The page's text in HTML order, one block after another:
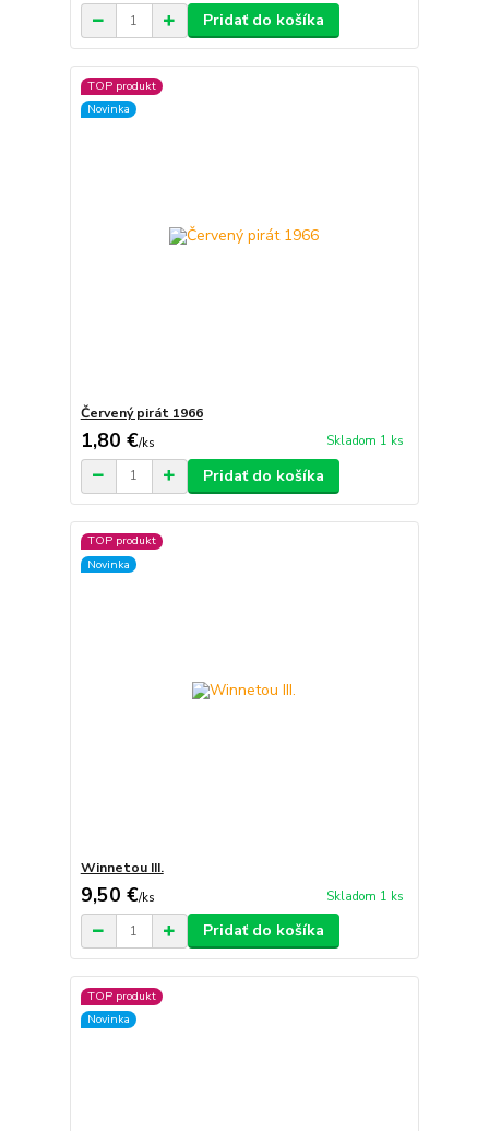
Pridať do košíka
TOP produkt
Novinka
Červený pirát 1966
1,80 €/ks Skladom 1 ks
Pridať do košíka
TOP produkt
Novinka
Winnetou III.
9,50 €/ks Skladom 1 ks
Pridať do košíka
TOP produkt
Novinka